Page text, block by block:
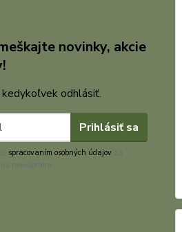
novinky, akcie
odhlásiť.
Prihlásiť sa
spracovaním osobných údajov